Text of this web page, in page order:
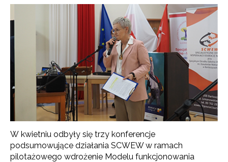
W kwietniu odbyły się trzy konferencje
podsumowujące działania SCWEW w ramach
pilotażowego wdrożenie Modelu funkcjonowania